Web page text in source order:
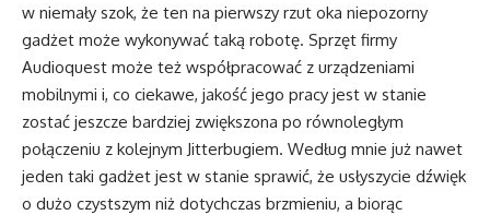
w niemały szok, że ten na pierwszy rzut oka niepozorny
gadżet może wykonywać taką robotę. Sprzęt firmy
Audioquest może też współpracować z urządzeniami
mobilnymi i, co ciekawe, jakość jego pracy jest w stanie
zostać jeszcze bardziej zwiększona po równoległym
połączeniu z kolejnym Jitterbugiem. Według mnie już nawet
jeden taki gadżet jest w stanie sprawić, że usłyszycie dźwięk
o dużo czystszym niż dotychczas brzmieniu, a biorąc